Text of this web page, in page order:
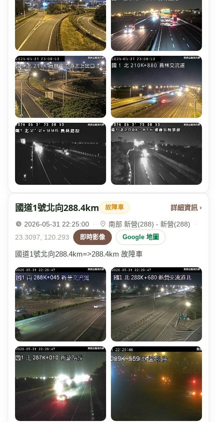
國道1號北向288.4km 故障車 詳細資訊 ›
2026-05-31 22:25:00 · 南部 新營(288) - 新營(288)
·
23.3097, 120.293
即時影像 Google 地圖
國道1號北向288.4km=>288.4km 故障車